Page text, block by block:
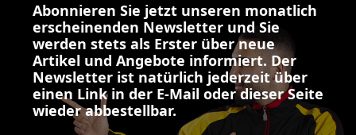
Abonnieren Sie jetzt unseren monatlich
erscheinenden Newsletter und Sie
werden stets als Erster über neue
Artikel und Angebote informiert. Der
Newsletter ist natürlich jederzeit über
einen Link in der E-Mail oder dieser Seite
wieder abbestellbar.